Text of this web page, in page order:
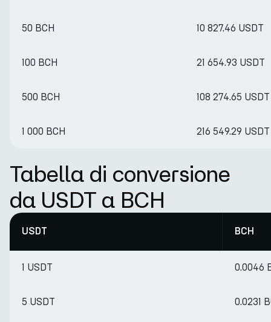
50 BCH 10 827.46 USDT
100 BCH 21 654.93 USDT
500 BCH 108 274.65 USDT
1 000 BCH 216 549.29 USDT
Tabella di conversione
da USDT a BCH
USDT BCH
1 USDT 0.0046
5 USDT 0.0231